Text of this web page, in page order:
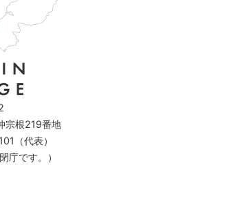
宗根219番地
（代表）
庁です。）